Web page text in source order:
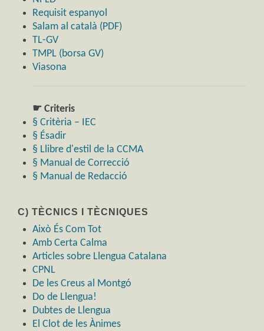
Requisit espanyol
Salam al català (PDF)
TL-GV
TMPL (borsa GV)
Viasona
☛ Criteris
§ Critèria – IEC
§ Ésadir
§ Llibre d'estil de la CCMA
§ Manual de Correcció
§ Manual de Redacció
C) TÈCNICS I TÈCNIQUES
Això És Com Tot
Amb Certa Calma
Articles sobre Llengua Catalana
CPNL
De les Creus al Montgó
Do de Llengua!
Dubtes de Llengua
El Clot de les Ànimes